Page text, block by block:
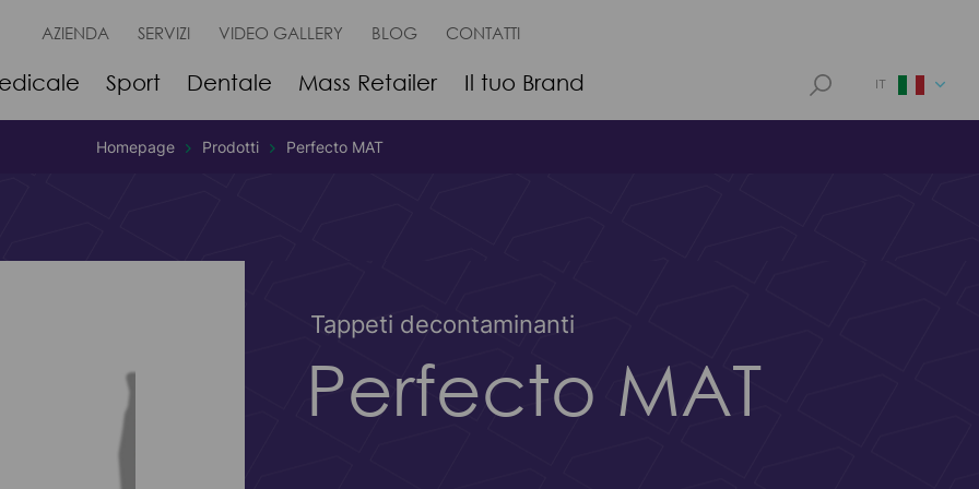
AZIENDA SERVIZI VIDEO GALLERY BLOG CONTATTI
Sport Dentale Mass Retailer Il tuo Brand IT
Homepage Prodotti Perfecto MAT
Tappeti decontaminanti
Perfecto MAT